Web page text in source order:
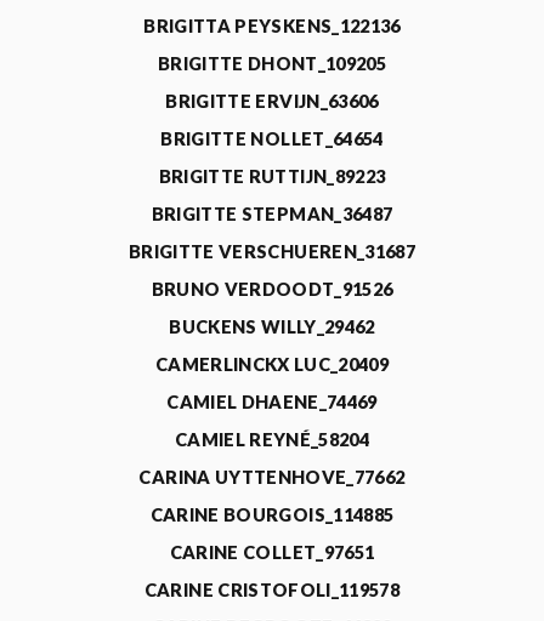
BRIGITTA PEYSKENS_122136
BRIGITTE DHONT_109205
BRIGITTE ERVIJN_63606
BRIGITTE NOLLET_64654
BRIGITTE RUTTIJN_89223
BRIGITTE STEPMAN_36487
BRIGITTE VERSCHUEREN_31687
BRUNO VERDOODT_91526
BUCKENS WILLY_29462
CAMERLINCKX LUC_20409
CAMIEL DHAENE_74469
CAMIEL REYNÉ_58204
CARINA UYTTENHOVE_77662
CARINE BOURGOIS_114885
CARINE COLLET_97651
CARINE CRISTOFOLI_119578